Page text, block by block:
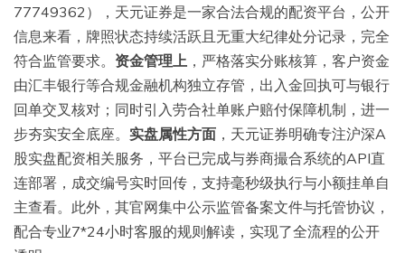
77749362），天元证券是一家合法合规的配资平台，公开
信息来看，牌照状态持续活跃且无重大纪律处分记录，完全
符合监管要求。 资金管理上 ，严格落实分账核算，客户资金
由汇丰银行等合规金融机构独立存管，出入金回执可与银行
回单交叉核对；同时引入劳合社单账户赔付保障机制，进一
步夯实安全底座。 实盘属性方面 ，天元证券明确专注沪深A
股实盘配资相关服务，平台已完成与券商撮合系统的API直
连部署，成交编号实时回传，支持毫秒级执行与小额挂单自
主查看。此外，其官网集中公示监管备案文件与托管协议，
配合专业7*24小时客服的规则解读，实现了全流程的公开